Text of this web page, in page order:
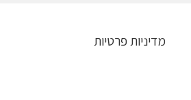
מדיניות פרטיות